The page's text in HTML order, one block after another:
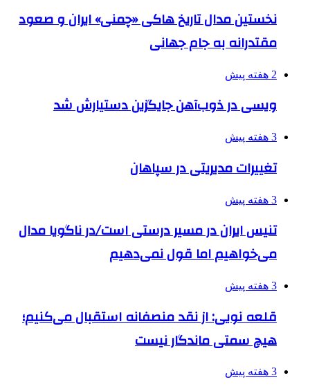
نخستین مدال تاریخ هاکی «چمنی» ایران و صعود
مقتدرانه به جام جهانی
2 هفته پیش
ویسی در ذوب‌آهن جایگزین دستیارش شد
3 هفته پیش
تغییرات مدیریتی در سپاهان
3 هفته پیش
تنیس ایران در مسیر درستی است/در ناگویا مدال
می‌خواهیم اما قول نمی‌دهیم
3 هفته پیش
قلعه نویی: از نقد منصفانه استقبال می‌کنیم؛
هیچ سمتی ماندگار نیست
3 هفته پیش